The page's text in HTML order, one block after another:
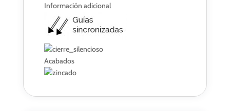
Información adicional
Acabados